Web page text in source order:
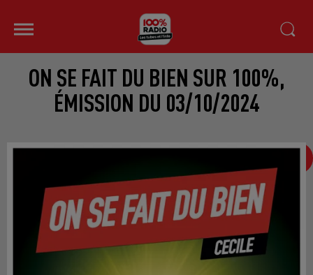
ON SE FAIT DU BIEN SUR 100%,
ÉMISSION DU 03/10/2024